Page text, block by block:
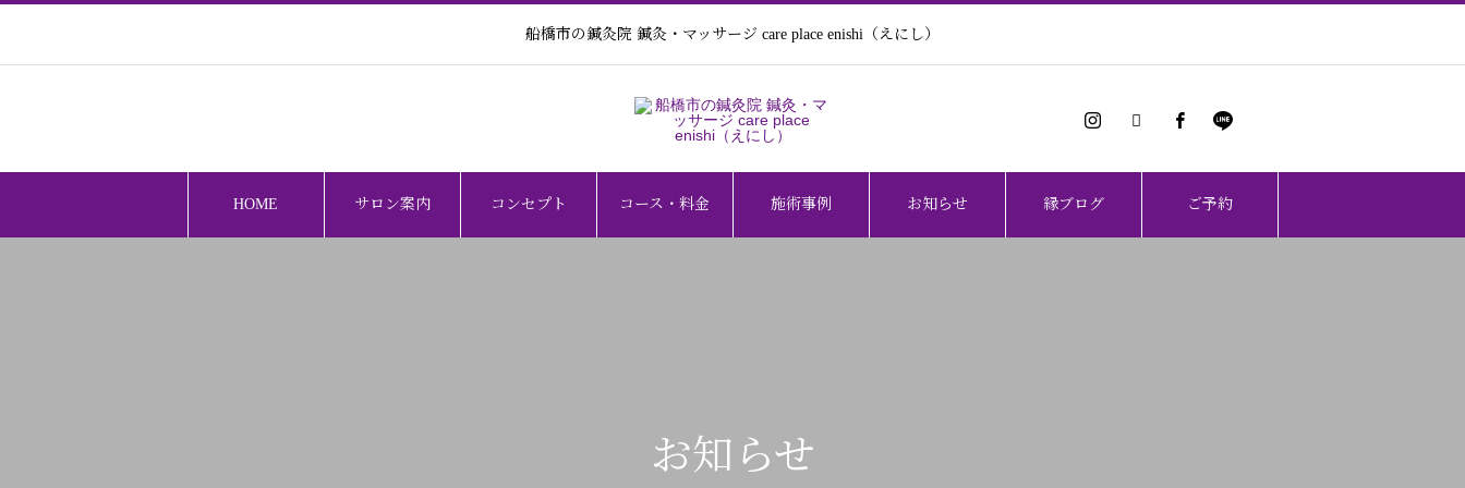
船橋市の鍼灸院 鍼灸・マッサージ care place enishi（えにし）
HOME サロン案内 コンセプト コース・料金 施術事例 お知らせ 縁ブログ ご予約
お知らせ